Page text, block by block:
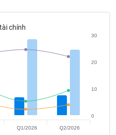
chính
0
10
20
30
Q1/2026 Q2/2026